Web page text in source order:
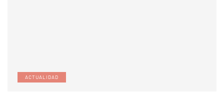
ACTUALIDAD